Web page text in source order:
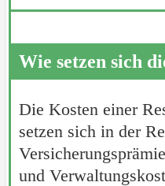
Wie setzen sich
Die Kosten einer
setzen sich in der
und